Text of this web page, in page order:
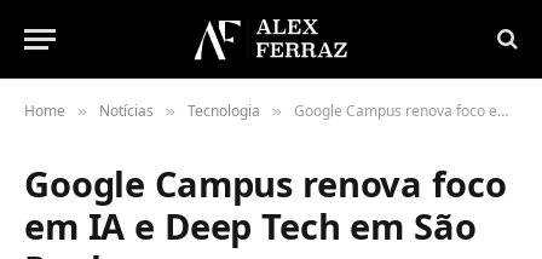
Home » Notícias » Tecnologia » Google Campus renova foco em IA e Deep Tech em São Paulo
Google Campus renova foco
em IA e Deep Tech em São